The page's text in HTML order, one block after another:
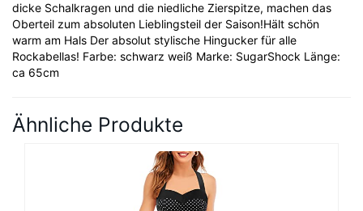
dicke Schalkragen und die niedliche Zierspitze, machen das
Oberteil zum absoluten Lieblingsteil der Saison!Hält schön
warm am Hals Der absolut stylische Hingucker für alle
Rockabellas! Farbe: schwarz weiß Marke: SugarShock Länge:
ca 65cm
Ähnliche Produkte